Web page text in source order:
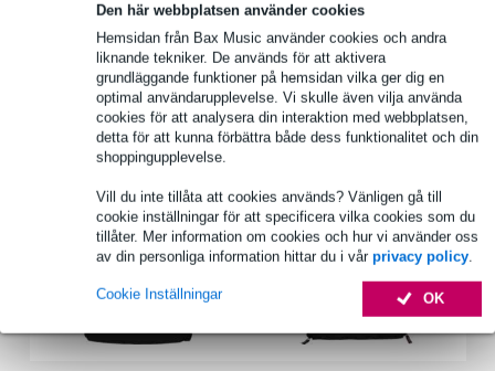
Den här webbplatsen använder cookies
Hemsidan från Bax Music använder cookies och andra
liknande tekniker. De används för att aktivera
grundläggande funktioner på hemsidan vilka ger dig en
optimal användarupplevelse. Vi skulle även vilja använda
cookies för att analysera din interaktion med webbplatsen,
detta för att kunna förbättra både dess funktionalitet och din
shoppingupplevelse.
Vill du inte tillåta att cookies används? Vänligen gå till
cookie inställningar för att specificera vilka cookies som du
tillåter. Mer information om cookies och hur vi använder oss
av din personliga information hittar du i vår privacy policy.
OK
Cookie Inställningar
robusta dragkedjor runt hela väskan
Fullständiga specifikationer
Se även (2)